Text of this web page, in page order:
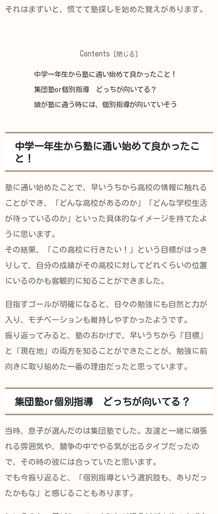
それはまずいと、慌てて塾探しを始めた覚えがあります。
Contents
中学一年生から塾に通い始めて良かったこと！
集団塾or個別指導 どっちが向いてる？
娘が塾に通う時には、個別指導が向いていそう
中学一年生から塾に通い始めて良かったこ
と！
塾に通い始めたことで、早いうちから高校の情報に触れる
ことができ、「どんな高校があるのか」「どんな学校生活
が待っているのか」といった具体的なイメージを持てたよ
うに思います。
その結果、「この高校に行きたい！」という目標がはっき
りして、自分の成績がその高校に対してどれくらいの位置
にいるのかも客観的に知ることができました。
目指すゴールが明確になると、日々の勉強にも自然と力が
入り、モチベーションも維持しやすかったようです。
振り返ってみると、塾のおかげで、早いうちから「目標」
と「現在地」の両方を知ることができたことが、勉強に前
向きに取り組めた一番の理由だったと思っています。
集団塾or個別指導 どっちが向いてる？
当時、息子が選んだのは集団塾でした。友達と一緒に頑張
れる雰囲気や、競争の中でやる気が出るタイプだったの
で、その時の彼には合っていたと思います。
でも今振り返ると、「個別指導という選択肢も、ありだっ
たかもな」と感じることもあります。